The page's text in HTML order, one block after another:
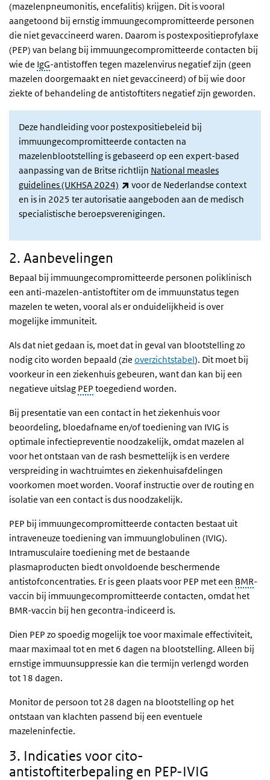
(mazelenpneumonitis, encefalitis) krijgen. Dit is vooral
aangetoond bij ernstig immuungecompromitteerde personen
die niet gevaccineerd waren. Daarom is postexpositieprofylaxe
(PEP) van belang bij immuungecompromitteerde contacten bij
wie de IgG-antistoffen tegen mazelenvirus negatief zijn (geen
mazelen doorgemaakt en niet gevaccineerd) of bij wie door
ziekte of behandeling de antistoftiters negatief zijn geworden.
Deze handleiding voor postexpositiebeleid bij
immuungecompromitteerde contacten na
mazelenblootstelling is gebaseerd op een expert-based
aanpassing van de Britse richtlijn National measles
guidelines (UKHSA 2024)
(externe link)
voor de Nederlandse context
en is in 2025 ter autorisatie aangeboden aan de medisch
specialistische beroepsverenigingen.
2. Aanbevelingen
Bepaal bij immuungecompromitteerde personen poliklinisch
een anti-mazelen-antistoftiter om de immuunstatus tegen
mazelen te weten, vooral als er onduidelijkheid is over
mogelijke immuniteit.
Als dat niet gedaan is, moet dat in geval van blootstelling zo
nodig cito worden bepaald (zie overzichtstabel). Dit moet bij
voorkeur in een ziekenhuis gebeuren, want dan kan bij een
negatieve uitslag PEP toegediend worden.
Bij presentatie van een contact in het ziekenhuis voor
beoordeling, bloedafname en/of toediening van IVIG is
optimale infectiepreventie noodzakelijk, omdat mazelen al
voor het ontstaan van de rash besmettelijk is en verdere
verspreiding in wachtruimtes en ziekenhuisafdelingen
voorkomen moet worden. Vooraf instructie over de routing en
isolatie van een contact is dus noodzakelijk.
PEP bij immuungecompromitteerde contacten bestaat uit
intraveneuze toediening van immuunglobulinen (IVIG).
Intramusculaire toediening met de bestaande
plasmaproducten biedt onvoldoende beschermende
antistofconcentraties. Er is geen plaats voor PEP met een BMR-
vaccin bij immuungecompromitteerde contacten, omdat het
BMR-vaccin bij hen gecontra-indiceerd is.
Dien PEP zo spoedig mogelijk toe voor maximale effectiviteit,
maar maximaal tot en met 6 dagen na blootstelling. Alleen bij
ernstige immuunsuppressie kan die termijn verlengd worden
tot 18 dagen.
Monitor de persoon tot 28 dagen na blootstelling op het
ontstaan van klachten passend bij een eventuele
mazeleninfectie.
3. Indicaties voor cito-
antistoftiterbepaling en PEP-IVIG